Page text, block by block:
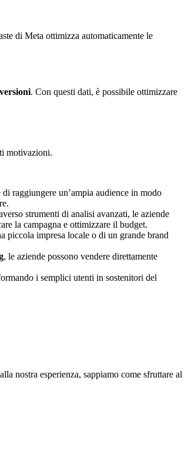
di Meta ottimizza automaticamente le
. Con questi dati, è possibile ottimizzare
motivazioni.
raggiungere un’ampia audience in modo
strumenti di analisi avanzati, le aziende
la campagna e ottimizzare il budget.
piccola impresa locale o di un grande brand
, le aziende possono vendere direttamente
i semplici utenti in sostenitori del
nostra esperienza, sappiamo come sfruttare al